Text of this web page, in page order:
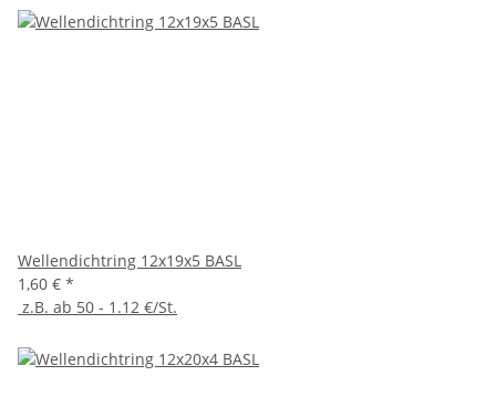
Wellendichtring 12x19x5 BASL
1,60 € *
z.B. ab 50 - 1.12 €/St.